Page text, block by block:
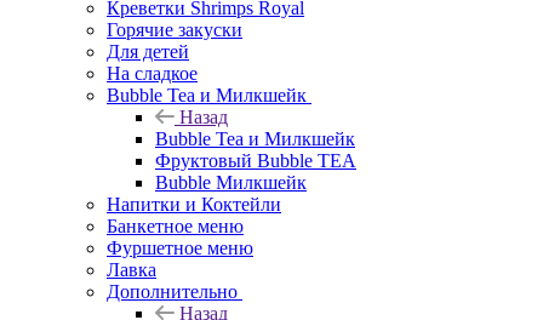
Креветки Shrimps Royal
Горячие закуски
Для детей
На сладкое
Bubble Tea и Милкшейк
Назад
Bubble Tea и Милкшейк
Фруктовый Bubble TEA
Bubble Милкшейк
Напитки и Коктейли
Банкетное меню
Фуршетное меню
Лавка
Дополнительно
Назад